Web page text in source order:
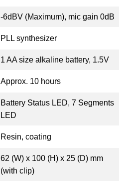
-6dBV (Maximum), mic gain 0dB
PLL synthesizer
1 AA size alkaline battery, 1.5V
Approx. 10 hours
Battery Status LED, 7 Segments
LED
Resin, coating
62 (W) x 100 (H) x 25 (D) mm
(with clip)